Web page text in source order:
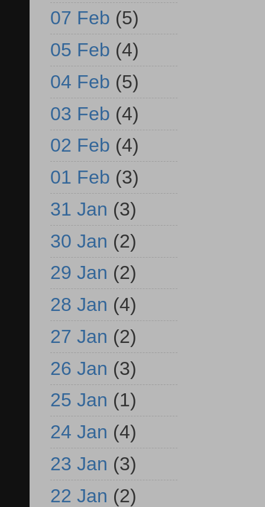
07 Feb (5)
05 Feb (4)
04 Feb (5)
03 Feb (4)
02 Feb (4)
01 Feb (3)
31 Jan (3)
30 Jan (2)
29 Jan (2)
28 Jan (4)
27 Jan (2)
26 Jan (3)
25 Jan (1)
24 Jan (4)
23 Jan (3)
22 Jan (2)